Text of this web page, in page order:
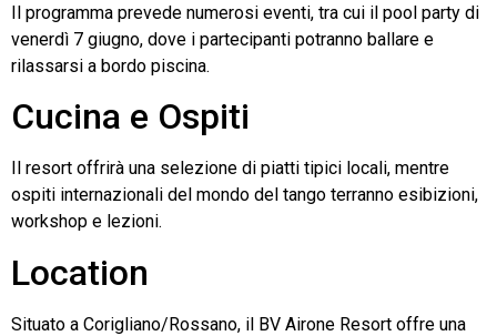
Il programma prevede numerosi eventi, tra cui il pool party di
venerdì 7 giugno, dove i partecipanti potranno ballare e
rilassarsi a bordo piscina.
Cucina e Ospiti
Il resort offrirà una selezione di piatti tipici locali, mentre
ospiti internazionali del mondo del tango terranno esibizioni,
workshop e lezioni.
Location
Situato a Corigliano/Rossano, il BV Airone Resort offre una